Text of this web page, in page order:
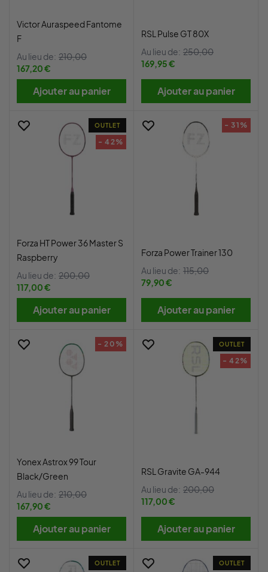
Victor Auraspeed Fantome
F
Au lieu de: 210,00
167,20 €
Ajouter au panier
RSL Pulse GT 80X
Au lieu de: 250,00
169,95 €
Ajouter au panier
OUTLET
- 42%
Forza HT Power 36 Master S
Raspberry
Au lieu de: 200,00
117,00 €
Ajouter au panier
- 31%
Forza Power Trainer 130
Au lieu de: 115,00
79,90 €
Ajouter au panier
- 20%
Yonex Astrox 99 Tour
Black/Green
Au lieu de: 210,00
167,90 €
Ajouter au panier
OUTLET
- 42%
RSL Gravite GA-944
Au lieu de: 200,00
117,00 €
Ajouter au panier
OUTLET OUTLET